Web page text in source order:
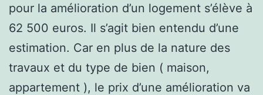
pour la amélioration d’un logement s’élève à
62 500 euros. Il s’agit bien entendu d’une
estimation. Car en plus de la nature des
travaux et du type de bien ( maison,
appartement ), le prix d’une amélioration va